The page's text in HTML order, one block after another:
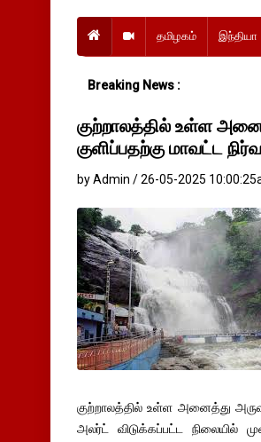
தமிழகம் இந்தியா
Breaking News :
குற்றாலத்தில் உள்ள
குளிப்பதற்கு மாவட்ட
by Admin / 26-05-2025
குற்றாலத்தில் உள்ள அனைத்து
அலர்ட் விடுக்கப்பட்ட நிலையில்